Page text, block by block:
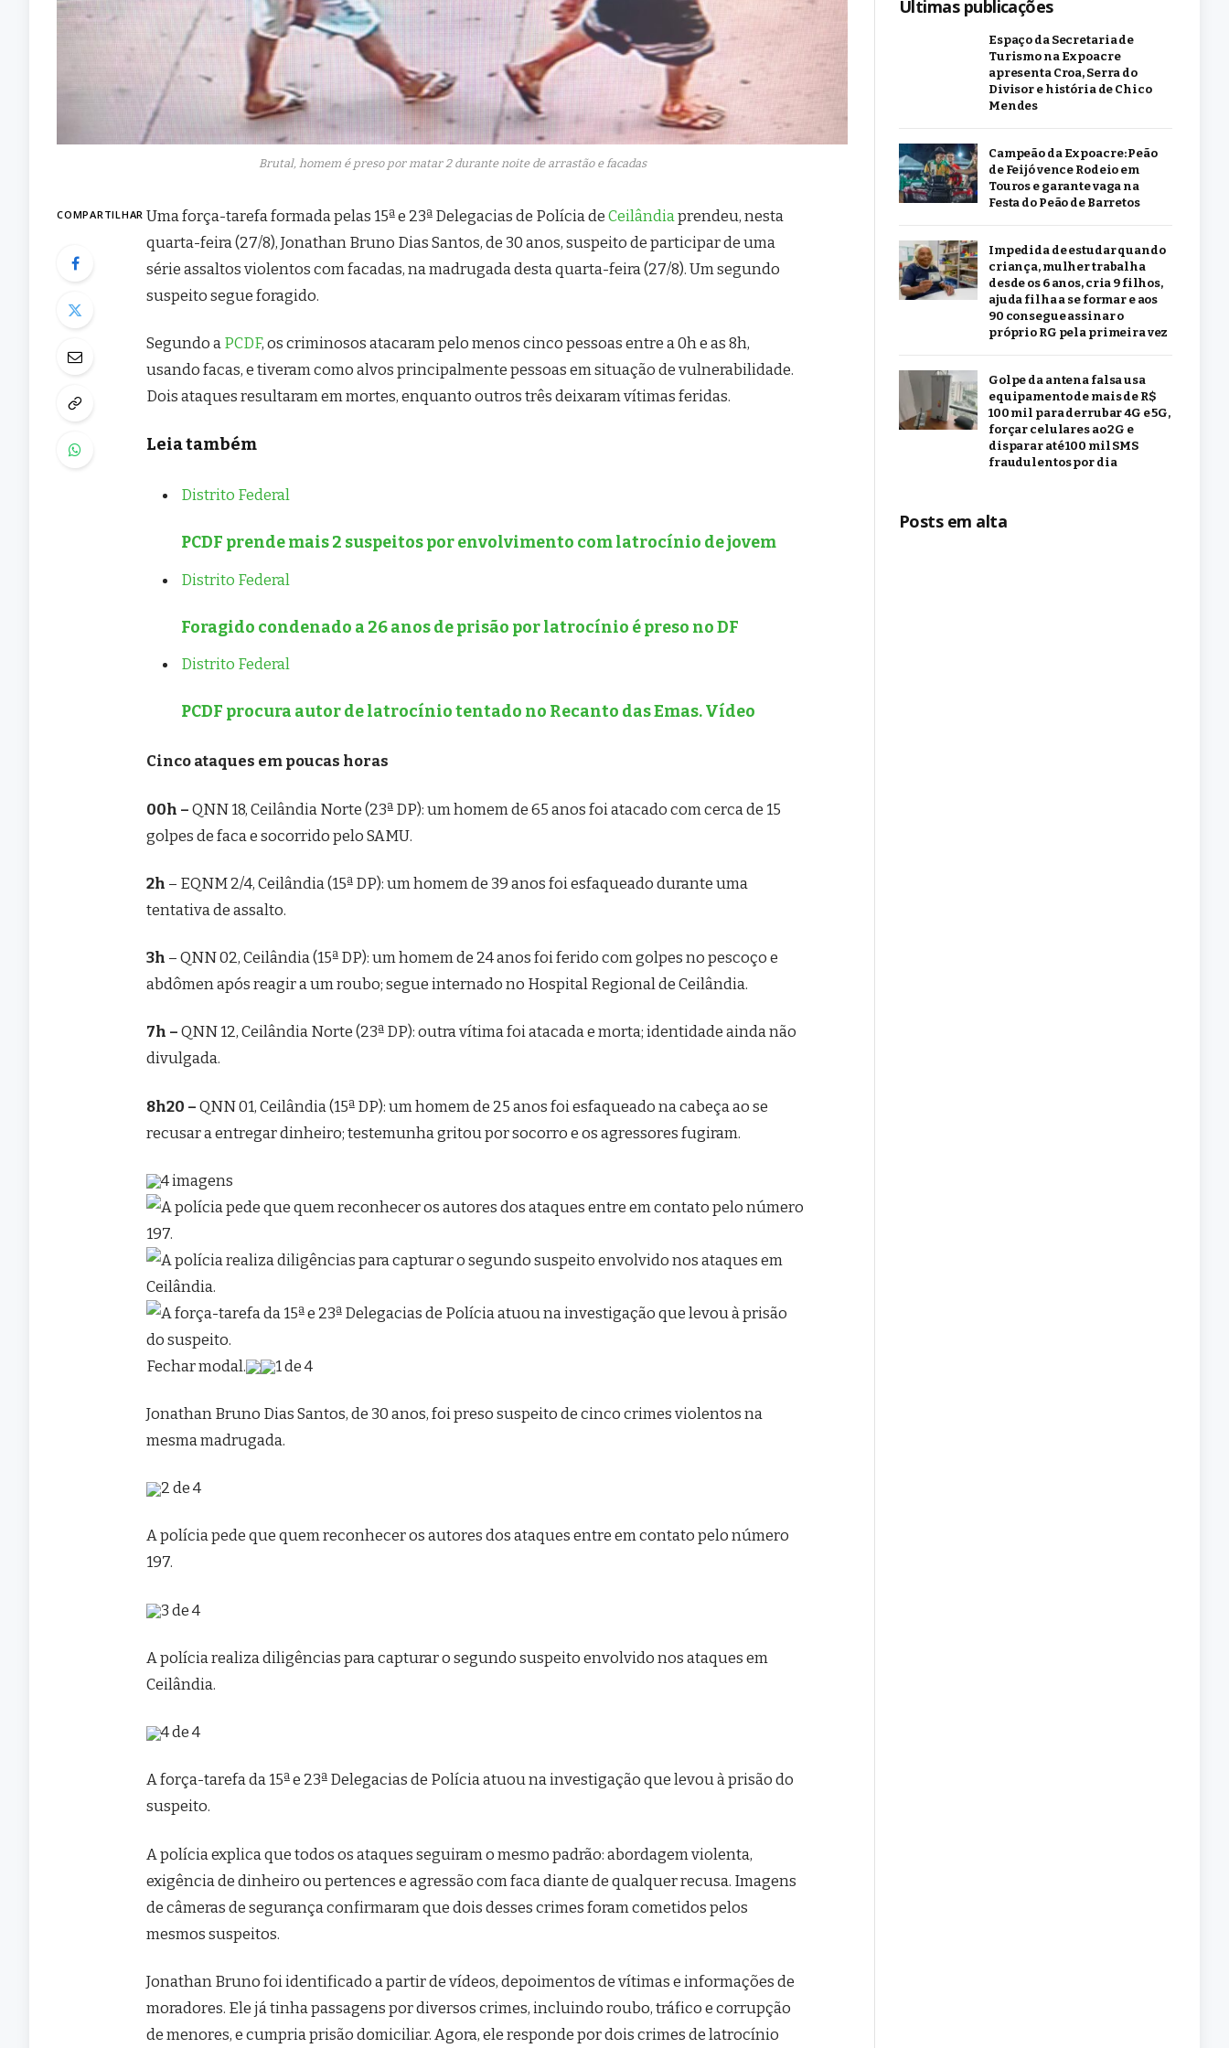
Brutal, homem é preso por matar 2 durante noite de arrastão e facadas
COMPARTILHAR Uma força-tarefa formada pelas 15ª e 23ª Delegacias de Polícia de Ceilândia prendeu, nesta
quarta-feira (27/8), Jonathan Bruno Dias Santos, de 30 anos, suspeito de participar de uma
série assaltos violentos com facadas, na madrugada desta quarta-feira (27/8). Um segundo
suspeito segue foragido.
Segundo a PCDF, os criminosos atacaram pelo menos cinco pessoas entre a 0h e as 8h,
usando facas, e tiveram como alvos principalmente pessoas em situação de vulnerabilidade.
Dois ataques resultaram em mortes, enquanto outros três deixaram vítimas feridas.
Leia também
Distrito Federal
PCDF prende mais 2 suspeitos por envolvimento com latrocínio de jovem
Distrito Federal
Foragido condenado a 26 anos de prisão por latrocínio é preso no DF
Distrito Federal
PCDF procura autor de latrocínio tentado no Recanto das Emas. Vídeo
Cinco ataques em poucas horas
00h – QNN 18, Ceilândia Norte (23ª DP): um homem de 65 anos foi atacado com cerca de 15
golpes de faca e socorrido pelo SAMU.
2h – EQNM 2/4, Ceilândia (15ª DP): um homem de 39 anos foi esfaqueado durante uma
tentativa de assalto.
3h – QNN 02, Ceilândia (15ª DP): um homem de 24 anos foi ferido com golpes no pescoço e
abdômen após reagir a um roubo; segue internado no Hospital Regional de Ceilândia.
7h – QNN 12, Ceilândia Norte (23ª DP): outra vítima foi atacada e morta; identidade ainda não
divulgada.
8h20 – QNN 01, Ceilândia (15ª DP): um homem de 25 anos foi esfaqueado na cabeça ao se
recusar a entregar dinheiro; testemunha gritou por socorro e os agressores fugiram.
4 imagens
Fechar modal. 1 de 4
Jonathan Bruno Dias Santos, de 30 anos, foi preso suspeito de cinco crimes violentos na
mesma madrugada.
2 de 4
A polícia pede que quem reconhecer os autores dos ataques entre em contato pelo número
197.
3 de 4
A polícia realiza diligências para capturar o segundo suspeito envolvido nos ataques em
Ceilândia.
4 de 4
A força-tarefa da 15ª e 23ª Delegacias de Polícia atuou na investigação que levou à prisão do
suspeito.
A polícia explica que todos os ataques seguiram o mesmo padrão: abordagem violenta,
exigência de dinheiro ou pertences e agressão com faca diante de qualquer recusa. Imagens
de câmeras de segurança confirmaram que dois desses crimes foram cometidos pelos
mesmos suspeitos.
Jonathan Bruno foi identificado a partir de vídeos, depoimentos de vítimas e informações de
moradores. Ele já tinha passagens por diversos crimes, incluindo roubo, tráfico e corrupção
de menores, e cumpria prisão domiciliar. Agora, ele responde por dois crimes de latrocínio
Últimas publicações
Espaço da Secretaria de
Turismo na Expoacre
apresenta Croa, Serra do
Divisor e história de Chico
Mendes
Campeão da Expoacre: Peão
de Feijó vence Rodeio em
Touros e garante vaga na
Festa do Peão de Barretos
Impedida de estudar quando
criança, mulher trabalha
desde os 6 anos, cria 9 filhos,
ajuda filha a se formar e aos
90 consegue assinar o
próprio RG pela primeira vez
Golpe da antena falsa usa
equipamento de mais de R$
100 mil para derrubar 4G e 5G,
forçar celulares ao 2G e
disparar até 100 mil SMS
fraudulentos por dia
Posts em alta